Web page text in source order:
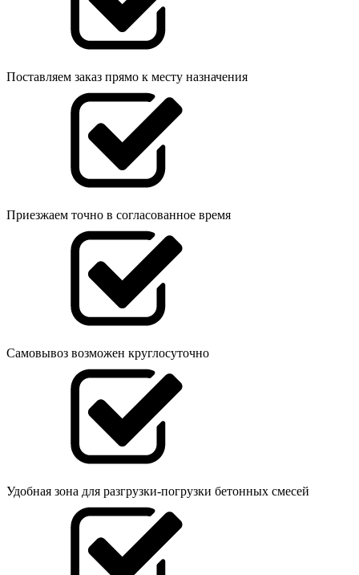
Поставляем заказ прямо к месту назначения
Приезжаем точно в согласованное время
Самовывоз возможен круглосуточно
Удобная зона для разгрузки-погрузки бетонных смесей